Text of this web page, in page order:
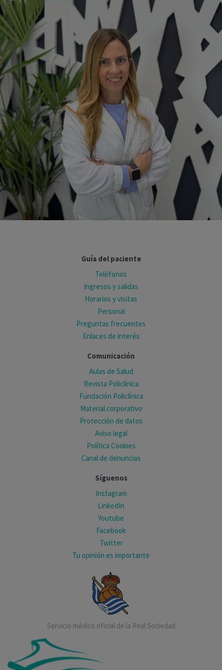
Guía del paciente
Teléfonos
Ingresos y salidas
Horarios y visitas
Personal
Preguntas frecuentes
Enlaces de interés
Comunicación
Aulas de Salud
Revista Policlínica
Fundación Policlínica
Material corporativo
Protección de datos
Aviso legal
Política Cookies
Canal de denuncias
Síguenos
Instagram
LinkedIn
Youtube
Facebook
Twitter
Tu opinión es importante
Servicio médico oficial de la Real Sociedad